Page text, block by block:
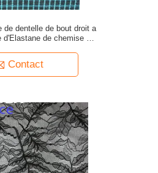
de dentelle de bout droit a
d'Elastane de chemise de
Contact